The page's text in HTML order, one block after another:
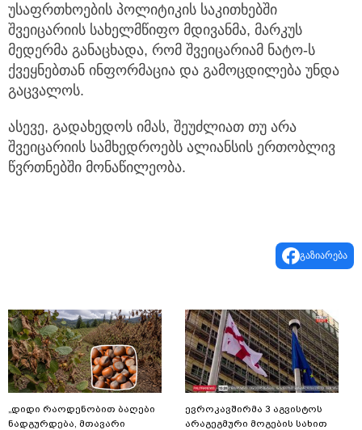
უსაფრთხოების პოლიტიკის საკითხებში
შვეიცარიის სახელმწიფო მდივანმა, მარკუს
მედერმა განაცხადა, რომ შვეიცარიამ ნატო-ს
ქვეყნებთან ინფორმაცია და გამოცდილება უნდა
გაცვალოს.
ასევე, გადახედოს იმას, შეუძლიათ თუ არა
შვეიცარიის სამხედროებს ალიანსის ერთობლივ
წვრთნებში მონაწილეობა.
გაზიარება
„დიდი რაოდენობით ბაღები
ნადგურდება, მთავარი
ევროკავშირმა 3 აგვისტოს
არაგეგმური მოგების სახით